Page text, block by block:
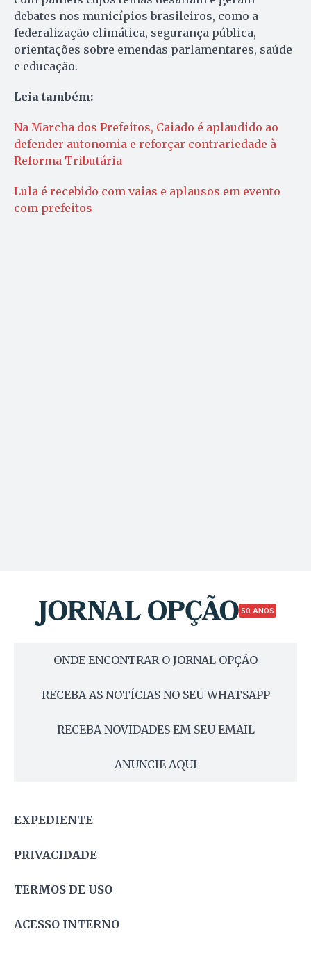
debates nos municípios brasileiros, como a
federalização climática, segurança pública,
orientações sobre emendas parlamentares, saúde
e educação.
Leia também:
Na Marcha dos Prefeitos, Caiado é aplaudido ao
defender autonomia e reforçar contrariedade à
Reforma Tributária
Lula é recebido com vaias e aplausos em evento
com prefeitos
50 ANOS
ONDE ENCONTRAR O JORNAL OPÇÃO
RECEBA AS NOTÍCIAS NO SEU WHATSAPP
RECEBA NOVIDADES EM SEU EMAIL
ANUNCIE AQUI
EXPEDIENTE
PRIVACIDADE
TERMOS DE USO
ACESSO INTERNO